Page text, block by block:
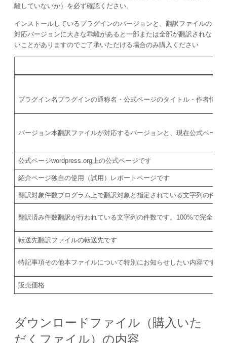
離していないか）を必ず確認ください。
インストールしているプラグインのバージョンと、翻訳ファイルの
対応バージョンに大きな乖離があると一部または全部が翻訳されな
いことがありますのでご了承いただける場合のみ購入ください
プラグイン名 プラグインの通称名・公式ページのタイトル・作者情
バージョン本翻訳ファイルが対応するバージョンと、現在公式ページ
公式ページwordpress.org上の公式ページです
紹介ページ独自の使用（試用）レポートページです
翻訳対象件数プログラム上で翻訳対象と指定されている文字列の件数
翻訳済み件数翻訳が行われている文字列の件数です。100%で完全翻
転送先翻訳ファイルの転送先です
特記事項その他本ファイルについて特別にお知らせしたい内容です
販売価格
ダウンロードファイル（購入いた
だくファイル）の内容